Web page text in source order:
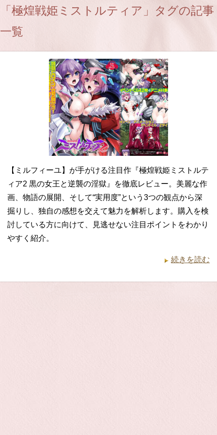
「極煌戦姫ミストルティア」タグの記事
一覧
【ミルフィーユ】が手がける注目作『極煌戦姫ミストルテ
ィア2 黒の女王と逆襲の淫獄』を徹底レビュー。美麗な作
画、物語の展開、そして“実用度”という3つの観点から深
掘りし、独自の感想を交えて魅力を解析します。購入を検
討している方に向けて、見逃せない注目ポイントをわかり
やすく紹介。
続きを読む